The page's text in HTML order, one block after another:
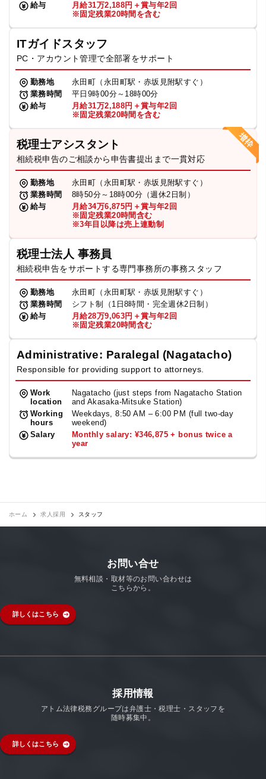
給与
月給31万2,188円＋賞与年2回
※固定残業20時間を含む
ITガイドスタッフ
PC・アカウント管理で全部署をサポート
勤務地
永田町（永田町駅・赤坂見附駅すぐ）
業務時間
平日9時00分～18時00分
給与
月給31万2,188円＋賞与年2回
※固定残業20時間を含む
税理士アシスタント
相続税申告のご相談から申告書提出まで一貫対応
勤務地
永田町（永田町駅・赤坂見附駅すぐ）
業務時間
8時50分～18時00分（週休2日制）
給与
月給34万6,875円＋賞与年2回
※固定残業20時間含む
※3年目以降は売上連動制
税理士法人 事務員
相続税申告をサポートする専門事務所の事務スタッフ
勤務地
永田町（永田町駅・赤坂見附駅すぐ）
業務時間
シフト制（1日8時間・完全週休2日制）
給与
月給28万9,063円＋賞与年2回
※固定残業20時間含む
Administrative: Paralegal (Nagatacho)
Responsible for providing support to attorneys.
Work
location
Nagatacho (just steps from Nagatacho Station
and Akasaka-Mitsuke Station)
Working
hours
Weekdays, 8:50 AM – 6:00 PM (full two-day
weekend)
Salary
Monthly salary: ¥346,875 + bonus twice a
year
ホーム 求人採用 スタッフ
お問い合せ
無料相談・取材等のお問い合わせは
こちらから。
詳しくはこちら
採用情報
アトム法律税務グループは弁護士・税理士・スタッフを
随時募集中。
詳しくはこちら